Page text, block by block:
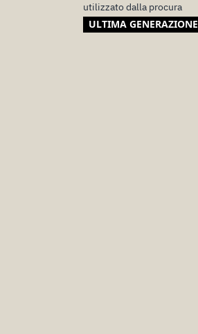
utilizzato dalla procura
ULTIMA GENERAZIONE